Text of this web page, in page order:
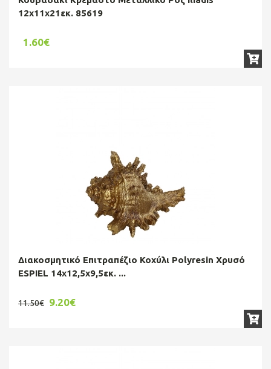
12x11x21εκ. 85619
1.60€
Διακοσμητικό Επιτραπέζιο Κοχύλι Polyresin Χρυσό
ESPIEL 14x12,5x9,5εκ. ...
11.50€ 9.20€